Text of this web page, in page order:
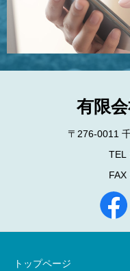
有限
〒276-0011
TEL
トップページ